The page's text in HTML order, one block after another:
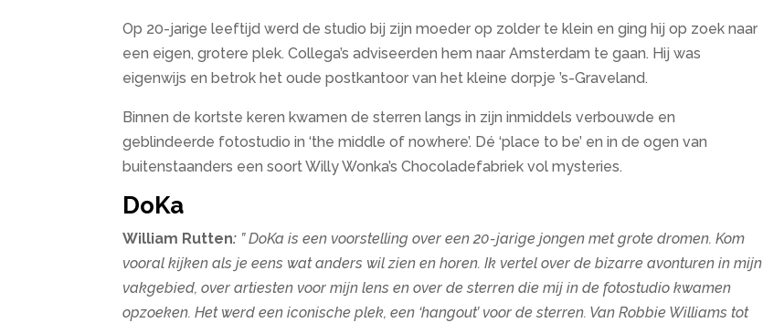
Op 20-jarige leeftijd werd de studio bij zijn moeder op zolder te klein en ging hij op zoek naar
een eigen, grotere plek. Collega’s adviseerden hem naar Amsterdam te gaan. Hij was
eigenwijs en betrok het oude postkantoor van het kleine dorpje ’s-Graveland.
Binnen de kortste keren kwamen de sterren langs in zijn inmiddels verbouwde en
geblindeerde fotostudio in ‘the middle of nowhere’. Dé ‘place to be’ en in de ogen van
buitenstaanders een soort Willy Wonka’s Chocoladefabriek vol mysteries.
DoKa
William Rutten: ” DoKa is een voorstelling over een 20-jarige jongen met grote dromen. Kom
vooral kijken als je eens wat anders wil zien en horen. Ik vertel over de bizarre avonturen in mijn
vakgebied, over artiesten voor mijn lens en over de sterren die mij in de fotostudio kwamen
opzoeken. Het werd een iconische plek, een ‘hangout’ voor de sterren. Van Robbie Williams tot